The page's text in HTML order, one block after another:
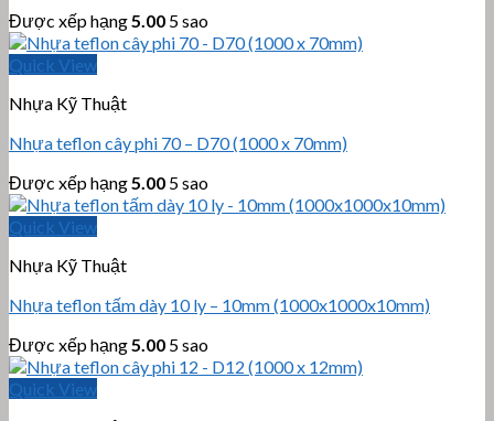
Được xếp hạng 5.00 5 sao
Quick View
Nhựa Kỹ Thuật
Nhựa teflon cây phi 70 – D70 (1000 x 70mm)
Được xếp hạng 5.00 5 sao
Quick View
Nhựa Kỹ Thuật
Nhựa teflon tấm dày 10 ly – 10mm (1000x1000x10mm)
Được xếp hạng 5.00 5 sao
Quick View